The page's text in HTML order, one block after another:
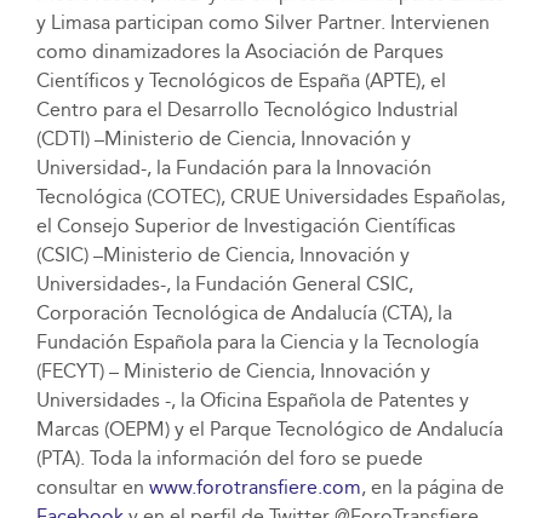
y Limasa participan como Silver Partner. Intervienen
como dinamizadores la Asociación de Parques
Científicos y Tecnológicos de España (APTE), el
Centro para el Desarrollo Tecnológico Industrial
(CDTI) –Ministerio de Ciencia, Innovación y
Universidad-, la Fundación para la Innovación
Tecnológica (COTEC), CRUE Universidades Españolas,
el Consejo Superior de Investigación Científicas
(CSIC) –Ministerio de Ciencia, Innovación y
Universidades-, la Fundación General CSIC,
Corporación Tecnológica de Andalucía (CTA), la
Fundación Española para la Ciencia y la Tecnología
(FECYT) – Ministerio de Ciencia, Innovación y
Universidades -, la Oficina Española de Patentes y
Marcas (OEPM) y el Parque Tecnológico de Andalucía
(PTA). Toda la información del foro se puede
consultar en www.forotransfiere.com, en la página de